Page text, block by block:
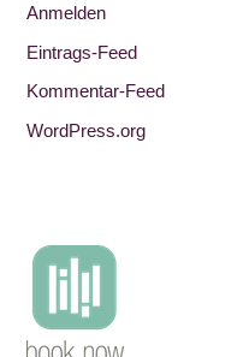
Anmelden
Eintrags-Feed
Kommentar-Feed
WordPress.org